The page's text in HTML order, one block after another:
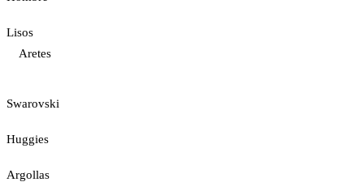
Lisos
Aretes
Swarovski
Huggies
Argollas